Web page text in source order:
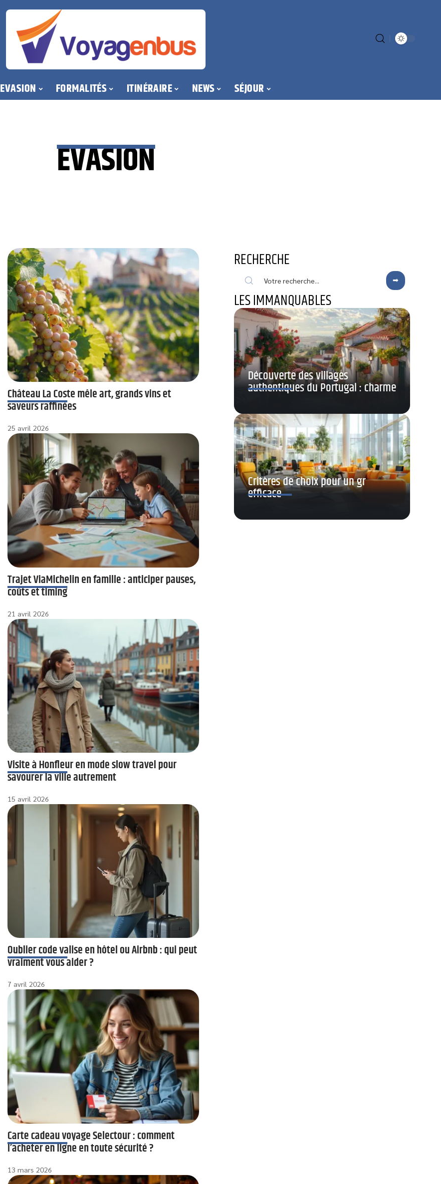
EVASION FORMALITÉS ITINÉRAIRE NEWS SÉJOUR
EVASION
Château La Coste mêle art, grands vins et
saveurs raffinées
25 avril 2026
Trajet ViaMichelin en famille : anticiper pauses,
coûts et timing
21 avril 2026
Visite à Honfleur en mode slow travel pour
savourer la ville autrement
15 avril 2026
Oublier code valise en hôtel ou Airbnb : qui peut
vraiment vous aider ?
7 avril 2026
Carte cadeau voyage Selectour : comment
l’acheter en ligne en toute sécurité ?
13 mars 2026
RECHERCHE
LES IMMANQUABLES
Découverte des villages
authentiques du Portugal : charme
Critères de choix pour un gr
efficace